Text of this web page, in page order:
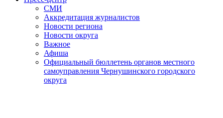
СМИ
Аккредитация журналистов
Новости региона
Новости округа
Важное
Афиша
Официальный бюллетень органов местного
самоуправления Чернушинского городского
округа